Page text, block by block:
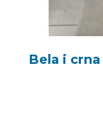
Bela i